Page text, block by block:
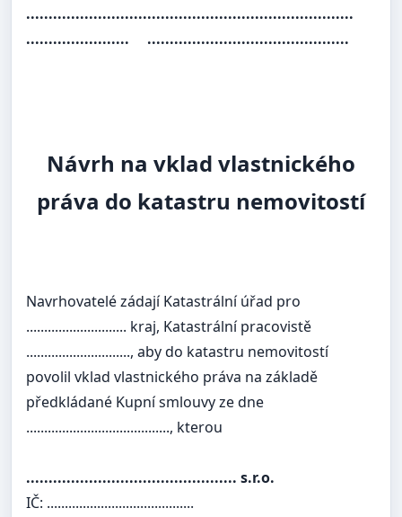
.........................................................................
....................... .............................................
Návrh na vklad vlastnického
práva do katastru nemovitostí
Navrhovatelé zádají Katastrální úřad pro
............................ kraj, Katastrální pracovistě
............................., aby do katastru nemovitostí
povolil vklad vlastnického práva na základě
předkládané Kupní smlouvy ze dne
........................................, kterou
............................................... s.r.o.
IČ: .........................................